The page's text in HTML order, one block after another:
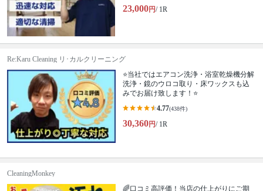
23,000円/ 1R
Re:Karu Cleaning リ･カルクリーニング
⭐当社ではエアコン洗浄・浴室乾燥機分解
洗浄・鏡のウロコ取り・床ワックスも込
みでお届け致します！⭐
4.77(438件)
30,360円/ 1R
CleaningMonkey
🌈口コミ高評価！当店の仕上がりにご期